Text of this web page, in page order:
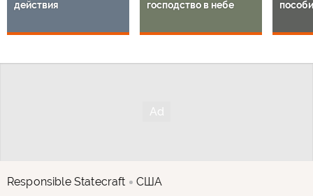
действия
господство в небе
Responsible Statecraft США